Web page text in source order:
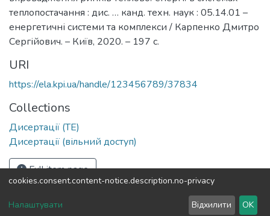
теплопостачання : дис. … канд. техн. наук : 05.14.01 –
енергетичні системи та комплекси / Карпенко Дмитро
Сергійович. – Київ, 2020. – 197 с.
URI
https://ela.kpi.ua/handle/123456789/37834
Collections
Дисертації (ТЕ)
Дисертації (вільний доступ)
Full item page
DSpace software copyright © 2002-2026LYRASIS
cookies.consent.content-notice.description.no-privacy
Налаштувати Відхилити OK